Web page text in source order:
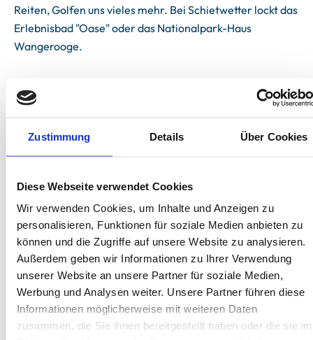
Zustimmung Details Über Cookies
Diese Webseite verwendet Cookies
Wir verwenden Cookies, um Inhalte und Anzeigen zu
personalisieren, Funktionen für soziale Medien anbieten zu
können und die Zugriffe auf unsere Website zu analysieren.
Außerdem geben wir Informationen zu Ihrer Verwendung
unserer Website an unsere Partner für soziale Medien,
Werbung und Analysen weiter. Unsere Partner führen diese
Informationen möglicherweise mit weiteren Daten
zusammen, die Sie ihnen bereitgestellt haben oder die sie im
Reiten, Golfen uns vieles mehr. Bei Schietwetter lockt das
Erlebnisbad "Oase" oder das Nationalpark-Haus
Wangerooge.
Unterkünfte
Next